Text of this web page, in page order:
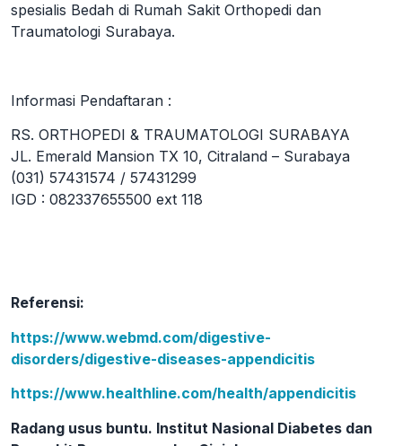
spesialis Bedah di Rumah Sakit Orthopedi dan
Traumatologi Surabaya.
Informasi Pendaftaran :
RS. ORTHOPEDI & TRAUMATOLOGI SURABAYA
JL. Emerald Mansion TX 10, Citraland – Surabaya
(031) 57431574 / 57431299
IGD : 082337655500 ext 118
Referensi:
https://www.webmd.com/digestive-
disorders/digestive-diseases-appendicitis
https://www.healthline.com/health/appendicitis
Radang usus buntu. Institut Nasional Diabetes dan